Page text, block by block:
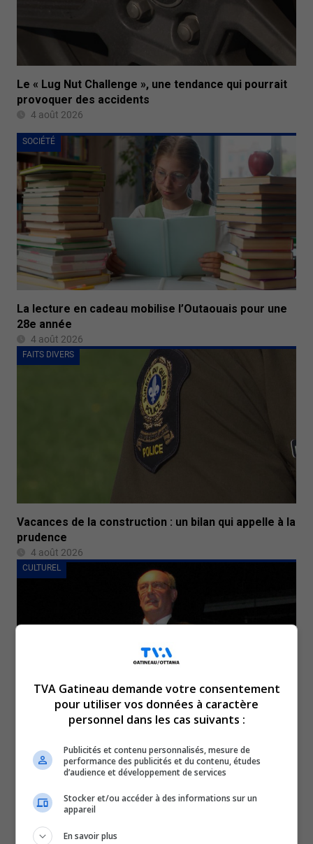
Le « Lug Nut Challenge », une tendance qui pourrait
provoquer des accidents
4 août 2026
SOCIÉTÉ
La lecture en cadeau mobilise l’Outaouais pour une
28e année
4 août 2026
FAITS DIVERS
Vacances de la construction : un bilan qui appelle à la
prudence
4 août 2026
CULTUREL
Hébert
3 août 2026
TVA Gatineau demande votre consentement
pour utiliser vos données à caractère
personnel dans les cas suivants :
Publicités et contenu personnalisés, mesure de
performance des publicités et du contenu, études
d’audience et développement de services
Stocker et/ou accéder à des informations sur un
appareil
En savoir plus